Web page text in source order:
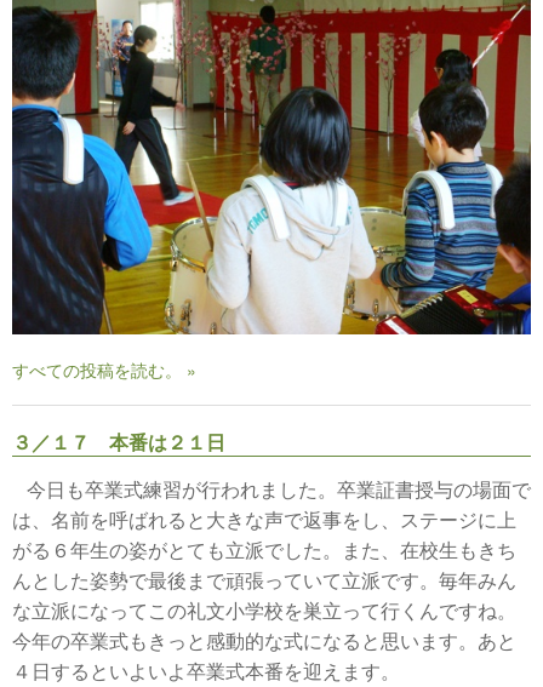
すべての投稿を読む。 »
３／１７ 本番は２１日
今日も卒業式練習が行われました。卒業証書授与の場面で
は、名前を呼ばれると大きな声で返事をし、ステージに上
がる６年生の姿がとても立派でした。また、在校生もきち
んとした姿勢で最後まで頑張っていて立派です。毎年みん
な立派になってこの礼文小学校を巣立って行くんですね。
今年の卒業式もきっと感動的な式になると思います。あと
４日するといよいよ卒業式本番を迎えます。